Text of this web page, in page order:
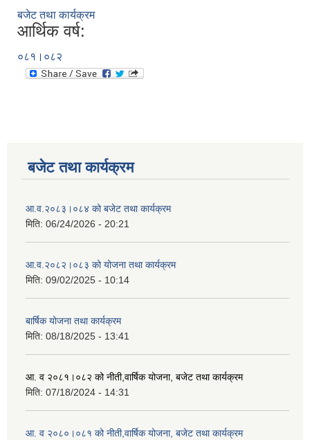
बजेट तथा कार्यक्रम
आर्थिक वर्ष:
०८१।०८२
बजेट तथा कार्यक्रम
आ.व.२०८३।०८४ को बजेट तथा कार्यक्रम
मिति: 06/24/2026 - 20:21
आ.व.२०८२।०८३ को योजना तथा कार्यक्रम
मिति: 09/02/2025 - 10:14
बार्षिक योजना तथा कार्यक्रम
मिति: 08/18/2025 - 13:41
आ. व २०८१।०८२ को नीती,वार्षिक योजना, बजेट तथा कार्यक्रम
मिति: 07/18/2024 - 14:31
आ. व २०८०।०८१ को नीती,वार्षिक योजना, बजेट तथा कार्यक्रम